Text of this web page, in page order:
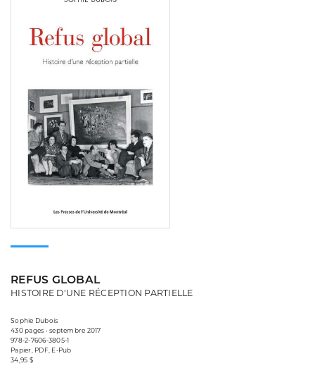
REFUS GLOBAL
HISTOIRE D'UNE RÉCEPTION PARTIELLE
Sophie Dubois
430 pages • septembre 2017
978-2-7606-3805-1
Papier, PDF, E-Pub
34,95 $